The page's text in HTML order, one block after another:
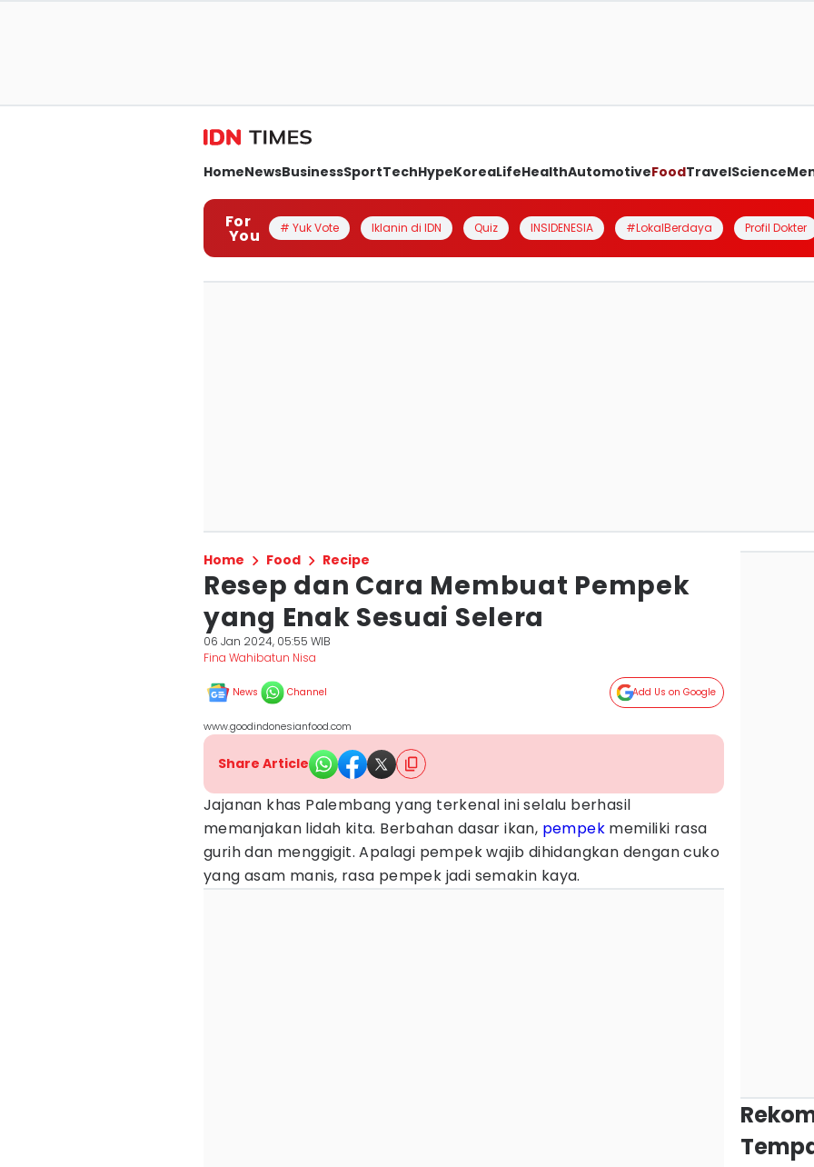
HomeNewsBusinessSportTechHypeKoreaLifeHealthAutomotiveFoodTravelScience
For
You # Yuk Vote Iklanin di IDN Quiz INSIDENESIA #LokalBerdaya Profil Dokter
Home Food Recipe
Resep dan Cara Membuat Pempek
yang Enak Sesuai Selera
06 Jan 2024, 05:55 WIB
Fina Wahibatun Nisa
News Channel Add Us on Google
www.goodindonesianfood.com
Share Article
Jajanan khas Palembang yang terkenal ini selalu berhasil
memanjakan lidah kita. Berbahan dasar ikan, pempek memiliki rasa
gurih dan menggigit. Apalagi pempek wajib dihidangkan dengan cuko
yang asam manis, rasa pempek jadi semakin kaya.